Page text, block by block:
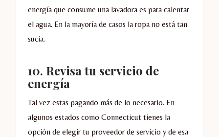
energía que consume una lavadora es para calentar
el agua. En la mayoría de casos la ropa no está tan
sucia.
10. Revisa tu servicio de
energía
Tal vez estas pagando más de lo necesario. En
algunos estados como Connecticut tienes la
opción de elegir tu proveedor de servicio y de esa